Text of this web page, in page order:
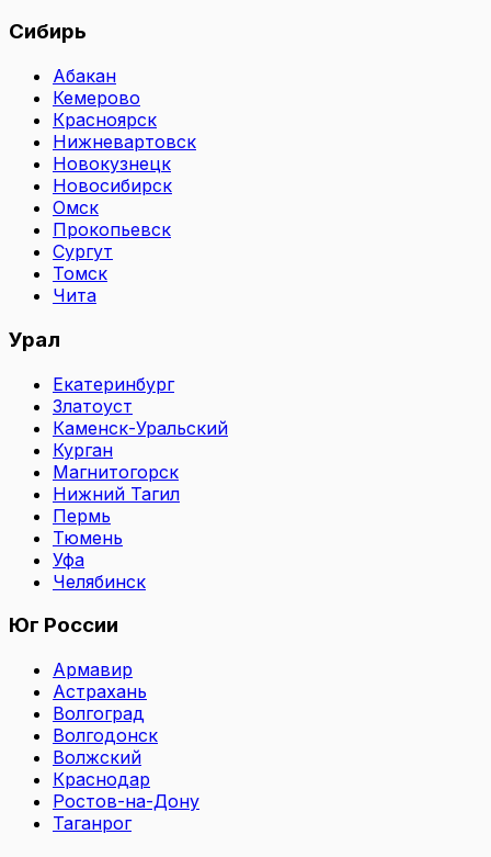
Сибирь
Абакан
Кемерово
Красноярск
Нижневартовск
Новокузнецк
Новосибирск
Омск
Прокопьевск
Сургут
Томск
Чита
Урал
Екатеринбург
Златоуст
Каменск-Уральский
Курган
Магнитогорск
Нижний Тагил
Пермь
Тюмень
Уфа
Челябинск
Юг России
Армавир
Астрахань
Волгоград
Волгодонск
Волжский
Краснодар
Ростов-на-Дону
Таганрог